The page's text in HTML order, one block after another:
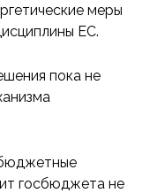
меры
ЕС.
пока не
госбюджета не